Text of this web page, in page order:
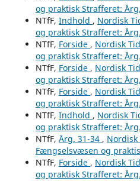
og praktisk Strafferet:
NTfF, Indhold , Nordisk
og praktisk Strafferet:
NTfF, Forside , Nordisk
og praktisk Strafferet:
NTfF, Forside , Nordisk
og praktisk Strafferet:
NTfF, Forside , Nordisk
og praktisk Strafferet:
NTfF, Indhold , Nordisk
og praktisk Strafferet:
NTfF, Årg. 31-34 ,
Fængselsvæsen og
NTfF, Forside , Nordisk
og praktisk Strafferet: